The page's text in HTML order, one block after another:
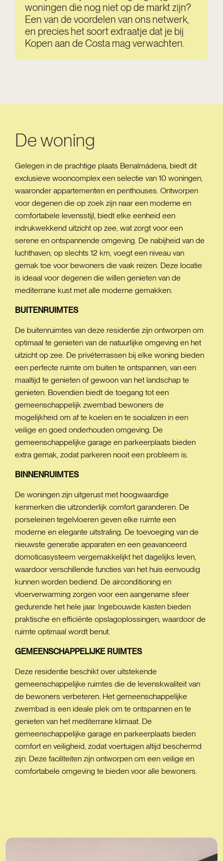
woningen die nog niet op de markt zijn?
Een van de voordelen van ons netwerk,
en precies het soort extraatje dat je bij
Kopen aan de Costa mag verwachten.
De woning
Gelegen in de prachtige plaats Benalmádena, biedt dit
exclusieve wooncomplex een selectie van 10 woningen,
waaronder appartementen en penthouses. Ontworpen
voor degenen die op zoek zijn naar een moderne en
comfortabele levensstijl, biedt elke eenheid een
indrukwekkend uitzicht op zee, wat zorgt voor een
serene en ontspannende omgeving. De nabijheid van de
luchthaven, op slechts 12 km, voegt een niveau van
gemak toe voor bewoners die vaak reizen. Deze locatie
is ideaal voor degenen die willen genieten van de
mediterrane kust met alle moderne gemakken.
BUITENRUIMTES
De buitenruimtes van deze residentie zijn ontworpen om
optimaal te genieten van de natuurlijke omgeving en het
uitzicht op zee. De privéterrassen bij elke woning bieden
een perfecte ruimte om buiten te ontspannen, van een
maaltijd te genieten of gewoon van het landschap te
genieten. Bovendien biedt de toegang tot een
gemeenschappelijk zwembad bewoners de
mogelijkheid om af te koelen en te socializen in een
veilige en goed onderhouden omgeving. De
gemeenschappelijke garage en parkeerplaats bieden
extra gemak, zodat parkeren nooit een probleem is.
BINNENRUIMTES
De woningen zijn uitgerust met hoogwaardige
kenmerken die uitzonderlijk comfort garanderen. De
porseleinen tegelvloeren geven elke ruimte een
moderne en elegante uitstraling. De toevoeging van de
nieuwste generatie apparaten en een geavanceerd
domoticasysteem vergemakkelijkt het dagelijks leven,
waardoor verschillende functies van het huis eenvoudig
kunnen worden bediend. De airconditioning en
vloerverwarming zorgen voor een aangename sfeer
gedurende het hele jaar. Ingebouwde kasten bieden
praktische en efficiënte opslagoplossingen, waardoor de
ruimte optimaal wordt benut.
GEMEENSCHAPPELIJKE RUIMTES
Deze residentie beschikt over uitstekende
gemeenschappelijke ruimtes die de levenskwaliteit van
de bewoners verbeteren. Het gemeenschappelijke
zwembad is een ideale plek om te ontspannen en te
genieten van het mediterrane klimaat. De
gemeenschappelijke garage en parkeerplaats bieden
comfort en veiligheid, zodat voertuigen altijd beschermd
zijn. Deze faciliteiten zijn ontworpen om een veilige en
comfortabele omgeving te bieden voor alle bewoners.